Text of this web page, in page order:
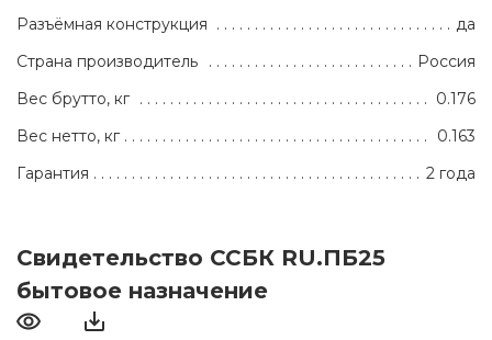
Разъёмная конструкция
да
Страна производитель
Россия
Вес брутто, кг
0.176
Вес нетто, кг
0.163
Гарантия
2 года
Свидетельство ССБК RU.ПБ25
бытовое назначение